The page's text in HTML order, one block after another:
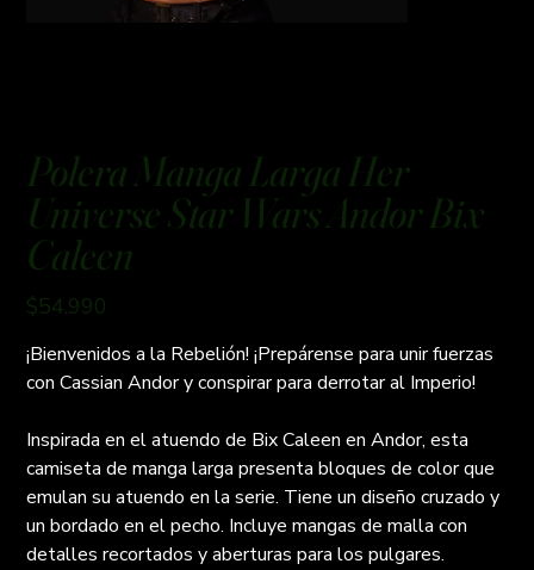
Polera Manga Larga Her
Universe Star Wars Andor Bix
Caleen
Precio
$54.990
¡Bienvenidos a la Rebelión! ¡Prepárense para unir fuerzas
con Cassian Andor y conspirar para derrotar al Imperio!
Inspirada en el atuendo de Bix Caleen en Andor, esta
camiseta de manga larga presenta bloques de color que
emulan su atuendo en la serie. Tiene un diseño cruzado y
un bordado en el pecho. Incluye mangas de malla con
detalles recortados y aberturas para los pulgares.